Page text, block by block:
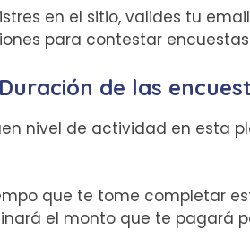
en el sitio, valides tu
para contestar
de las
nivel de actividad en esta
que te tome completar
el monto que te pagará